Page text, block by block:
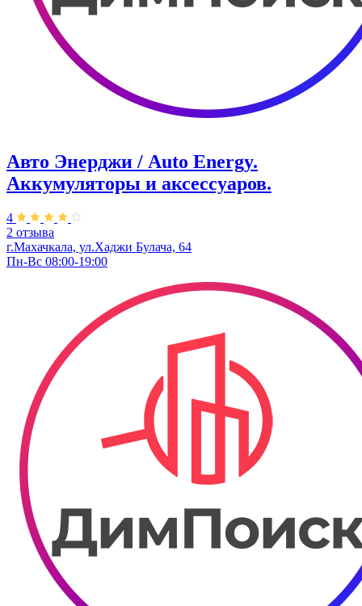
Авто Энерджи / Auto Energy.
Аккумуляторы и аксессуаров.
4
2 отзыва
г.Махачкала, ул.Хаджи Булача, 64
Пн-Вс 08:00-19:00